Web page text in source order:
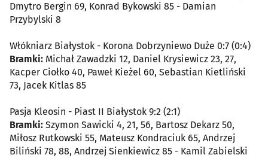
Dmytro Bergin 69, Konrad Bykowski 85 - Damian
Przybylski 8
Włókniarz Białystok - Korona Dobrzyniewo Duże 0:7 (0:4)
Bramki: Michał Zawadzki 12, Daniel Krysiewicz 23, 27,
Kacper Ciołko 40, Paweł Kieżel 60, Sebastian Kietliński
73, Jacek Kitlas 85
Pasja Kleosin - Piast II Białystok 9:2 (2:1)
Bramki: Szymon Sawicki 4, 21, 56, Bartosz Dekarz 50,
Miłosz Rutkowski 55, Mateusz Kondraciuk 65, Andrzej
Biliński 78, 88, Andrzej Sienkiewicz 85 - Kamil Zabielski